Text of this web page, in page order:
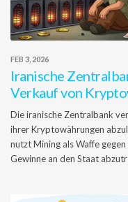
FEB 3, 2026
Iranische
Verkauf von
Die iranische Zentralbank
ihrer Kryptowährungen
nutzt Mining als Waffe
Gewinne an den Staat